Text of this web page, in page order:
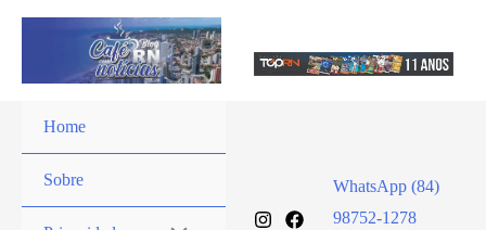
Home
Sobre
WhatsApp (84)
98752-1278